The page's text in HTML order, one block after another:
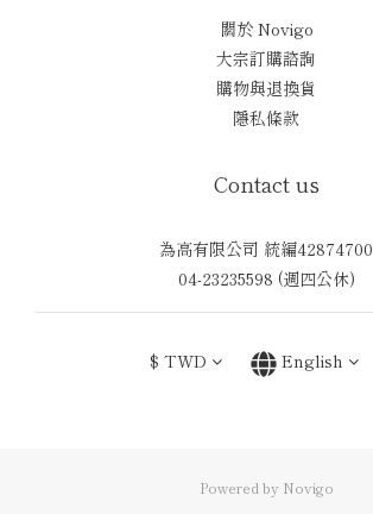
關於 Novigo
大宗訂購諮詢
購物與退換貨
隱私條款
Contact us
為高有限公司 統編42874700
04-23235598 (週四公休)
$ TWD English
Powered by Novigo